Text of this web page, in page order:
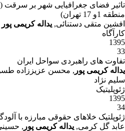
تاثیر فضای جغرافیایی شهر بر
منطقه 1و 17 تهران)
افشین متقی دستنائی, یداله کریمی پور
کارآگاه
1395
33
تفاوت های راهبردی سواحل ایران
یداله کریمی پور , محسن عزیززاده
سلیم نژاد
ژئوپلیتیک
1395
34
ژئوپلتیک خلاهای حقوقی مبارزه با
عابد گل کرمی, یداله کریمی پور ,